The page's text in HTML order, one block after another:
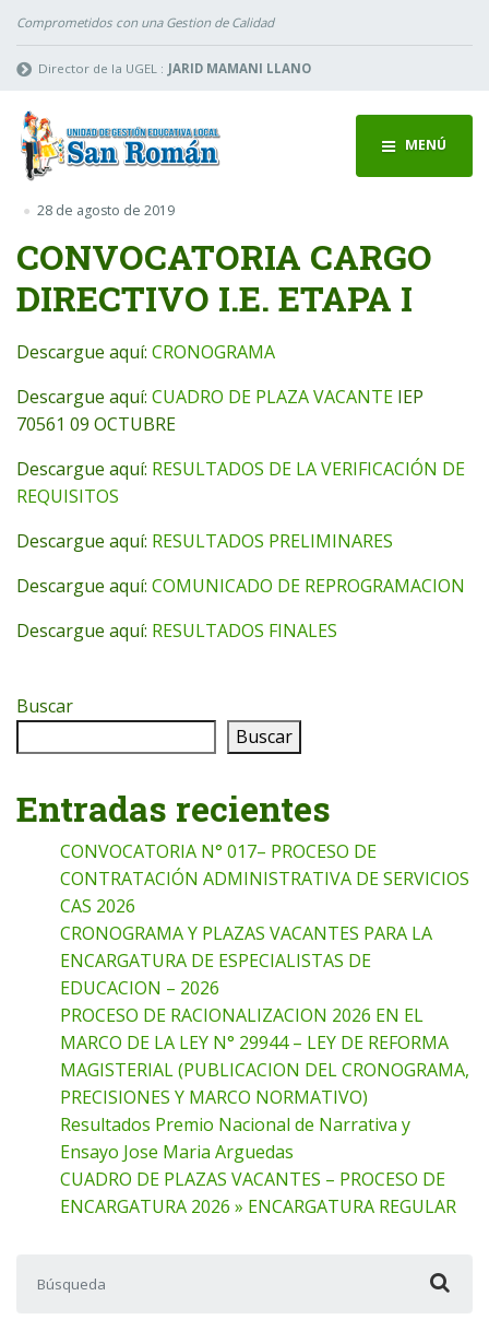
Comprometidos con una Gestion de Calidad
Director de la UGEL : JARID MAMANI LLANO
MENÚ
28 de agosto de 2019
CONVOCATORIA CARGO
DIRECTIVO I.E. ETAPA I
Descargue aquí: CRONOGRAMA
Descargue aquí: CUADRO DE PLAZA VACANTE IEP
70561 09 OCTUBRE
Descargue aquí: RESULTADOS DE LA VERIFICACIÓN DE
REQUISITOS
Descargue aquí: RESULTADOS PRELIMINARES
Descargue aquí: COMUNICADO DE REPROGRAMACION
Descargue aquí: RESULTADOS FINALES
Buscar
Buscar
Entradas recientes
CONVOCATORIA N° 017– PROCESO DE
CONTRATACIÓN ADMINISTRATIVA DE SERVICIOS
CAS 2026
CRONOGRAMA Y PLAZAS VACANTES PARA LA
ENCARGATURA DE ESPECIALISTAS DE
EDUCACION – 2026
PROCESO DE RACIONALIZACION 2026 EN EL
MARCO DE LA LEY N° 29944 – LEY DE REFORMA
MAGISTERIAL (PUBLICACION DEL CRONOGRAMA,
PRECISIONES Y MARCO NORMATIVO)
Resultados Premio Nacional de Narrativa y
Ensayo Jose Maria Arguedas
CUADRO DE PLAZAS VACANTES – PROCESO DE
ENCARGATURA 2026 » ENCARGATURA REGULAR